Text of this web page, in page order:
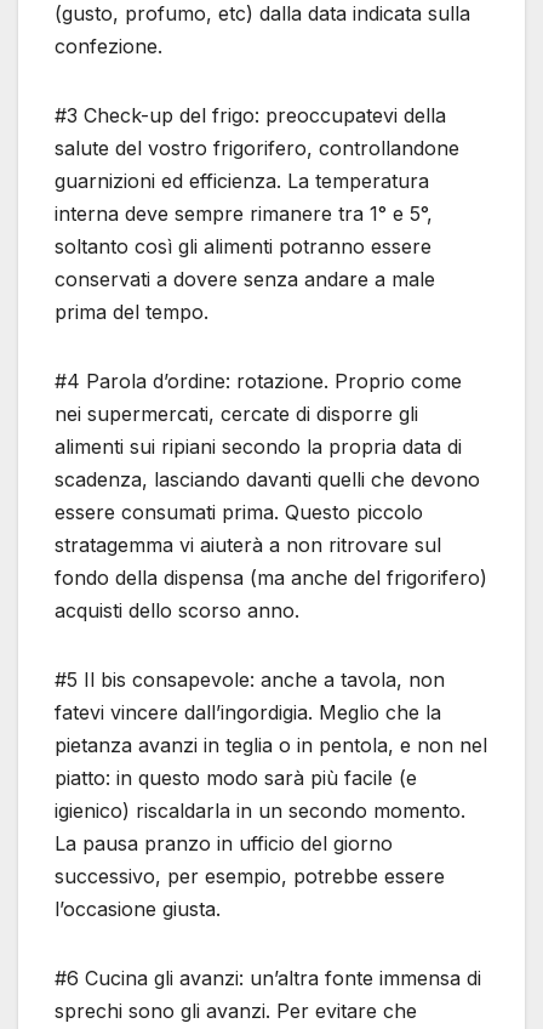
(gusto, profumo, etc) dalla data indicata sulla
confezione.
#3 Check-up del frigo: preoccupatevi della
salute del vostro frigorifero, controllandone
guarnizioni ed efficienza. La temperatura
interna deve sempre rimanere tra 1° e 5°,
soltanto così gli alimenti potranno essere
conservati a dovere senza andare a male
prima del tempo.
#4 Parola d’ordine: rotazione. Proprio come
nei supermercati, cercate di disporre gli
alimenti sui ripiani secondo la propria data di
scadenza, lasciando davanti quelli che devono
essere consumati prima. Questo piccolo
stratagemma vi aiuterà a non ritrovare sul
fondo della dispensa (ma anche del frigorifero)
acquisti dello scorso anno.
#5 Il bis consapevole: anche a tavola, non
fatevi vincere dall’ingordigia. Meglio che la
pietanza avanzi in teglia o in pentola, e non nel
piatto: in questo modo sarà più facile (e
igienico) riscaldarla in un secondo momento.
La pausa pranzo in ufficio del giorno
successivo, per esempio, potrebbe essere
l’occasione giusta.
#6 Cucina gli avanzi: un’altra fonte immensa di
sprechi sono gli avanzi. Per evitare che